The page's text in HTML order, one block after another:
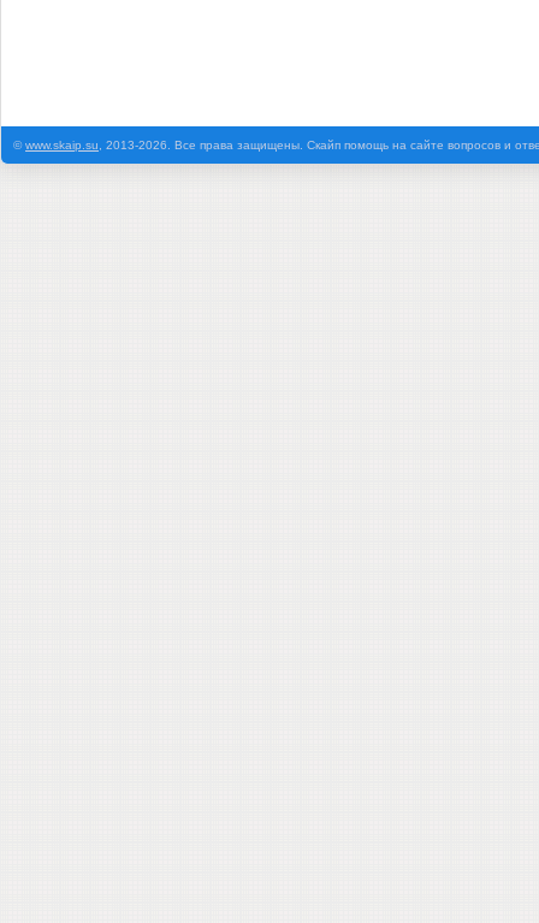
©www.skaip.su , 2013-2026. Все права защищены. Скайп помощь на сайте вопросов и